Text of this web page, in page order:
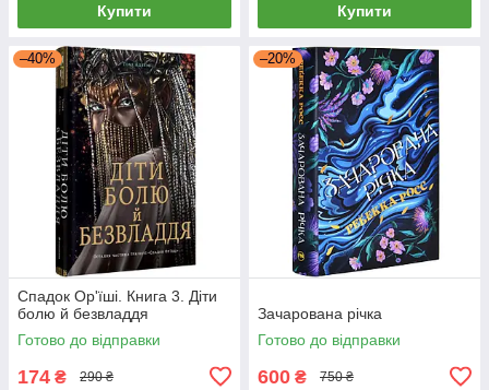
Купити Купити
–40%
Cпaдoк Op'їшi. Книга 3. Діти
болю й безвладдя
Готово до відправки
174 ₴ 290 ₴
–20%
Зачарована річка
Готово до відправки
600 ₴ 750 ₴